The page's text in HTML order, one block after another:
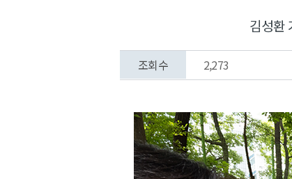
김성환
조회수 2,273